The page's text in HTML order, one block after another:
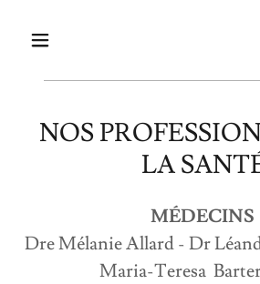
NOS
LA
MÉDECINS
Dre Mélanie Allard - Dr
Maria-Teresa